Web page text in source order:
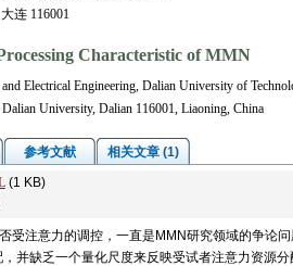
连 116001
Characteristic of MMN
Electrical Engineering, Dalian University of
University, Dalian 116001, Liaoning, China
参考文献
相关文章 (1)
(1 KB)
受注意力的调控，一直是MMN研究领域的争论
并缺乏一个量化尺度来反映受试者注意力资源